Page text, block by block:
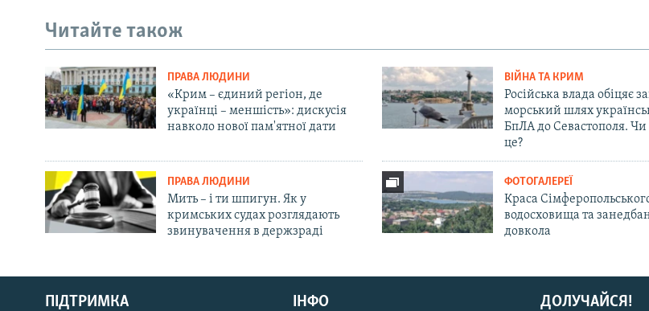
Русский
Qırımtatar
Читайте також
ПРАВА ЛЮДИНИ
«Крим – єдиний регіон, де
українці – меншість»: дискусія
навколо нової пам'ятної дати
ВІЙНА ТА КРИМ
Російська влада обіцяє
морський шлях
БпЛА до Севастополя. Чи
це?
ПРАВА ЛЮДИНИ
Мить – і ти шпигун. Як у
кримських судах розглядають
звинувачення в держзраді
ФОТОГАЛЕРЕЇ
Краса
водосховища та
довкола
ДОЛУЧАЙСЯ!
ПІДТРИМКА ІНФО